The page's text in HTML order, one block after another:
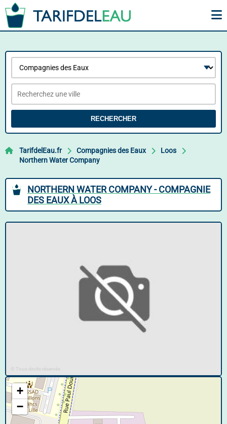
RECHERCHER
TarifdelEau.fr Compagnies des Eaux
Loos
Northern Water Company
NORTHERN WATER COMPANY - COMPAGNIE
DES EAUX À LOOS
© Tous droits réservés
+
−